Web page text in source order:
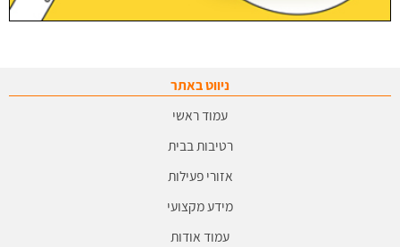
ניווט באתר
עמוד ראשי
רטיבות בבית
אזורי פעילות
מידע מקצועי
עמוד אודות